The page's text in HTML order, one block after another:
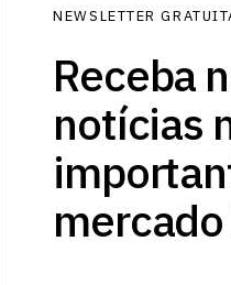
NEWSLETTER
Receba
notícias